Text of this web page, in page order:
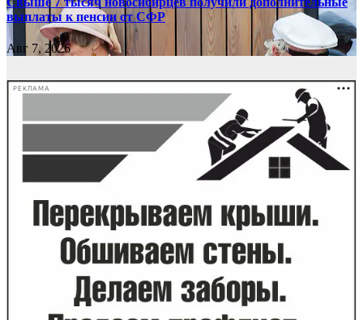
выплаты к пенсии от СФР
Авг 7, 2026
РЕКЛАМА